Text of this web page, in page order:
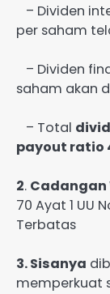
– Dividen
per saham
– Dividen
saham akan
– Total
payout ratio
2. Cadangan
70 Ayat 1 UU
Terbatas
3. Sisanya
memperkuat